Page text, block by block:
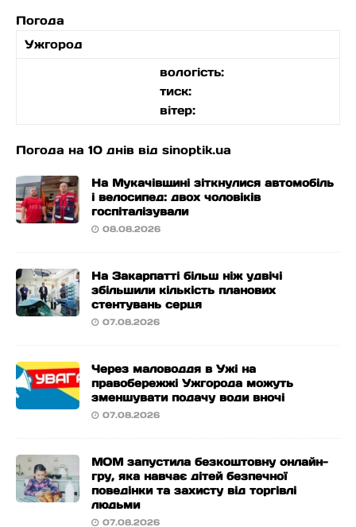
Погода
Ужгород
вологість:
тиск:
вітер:
Погода на 10 днів від sinoptik.ua
На Мукачівщині зіткнулися автомобіль
і велосипед: двох чоловіків
госпіталізували
08.08.2026
На Закарпатті більш ніж удвічі
збільшили кількість планових
стентувань серця
07.08.2026
Через маловоддя в Ужі на
правобережжі Ужгорода можуть
зменшувати подачу води вночі
07.08.2026
МОМ запустила безкоштовну онлайн-
гру, яка навчає дітей безпечної
поведінки та захисту від торгівлі
людьми
07.08.2026